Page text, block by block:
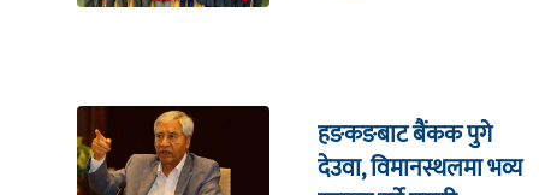
हङकङबाट बैंकक पुगे
देउवा, विमानस्थलमा भव्य